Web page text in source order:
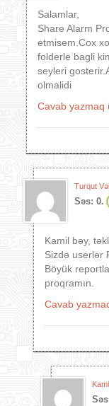
Salamlar,
Share Alarm
etmisem.Cox
folderle bagli
seyleri
olmalidi
Cavab yazmaq
Turqut
Səs: 0.
Kamil bəy,
Sizdə userlər
Böyük
proqramın.
Cavab